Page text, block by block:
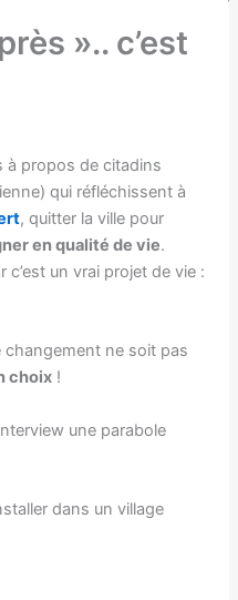
».. c’est
à propos de citadins
qui réfléchissent à
, quitter la ville pour
en qualité de vie.
un vrai projet de vie :
ne soit pas
choix !
une parabole
dans un village